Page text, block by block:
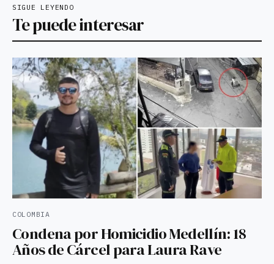
SIGUE LEYENDO
Te puede interesar
COLOMBIA
Condena por Homicidio Medellín: 18
Años de Cárcel para Laura Rave